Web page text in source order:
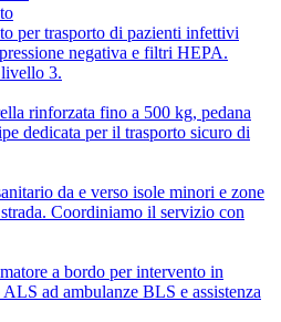
per trasporto di pazienti infettivi
negativa e filtri HEPA.
3.
rinforzata fino a 500 kg, pedana
dedicata per il trasporto sicuro di
da e verso isole minori e zone
Coordiniamo il servizio con
a bordo per intervento in
ad ambulanze BLS e assistenza